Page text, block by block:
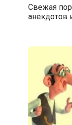
Свежая
анекдотов